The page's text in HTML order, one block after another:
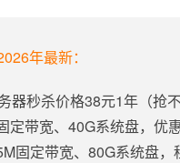
年最新：
秒杀价格38元1年（抢
带宽、40G系统盘，优
固定带宽、80G系统盘，